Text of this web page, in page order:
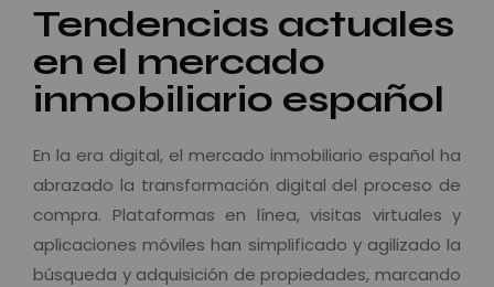
Tendencias actuales
en el mercado
inmobiliario español
En la era digital, el mercado inmobiliario español ha
abrazado la transformación digital del proceso de
compra. Plataformas en línea, visitas virtuales y
aplicaciones móviles han simplificado y agilizado la
búsqueda y adquisición de propiedades, marcando